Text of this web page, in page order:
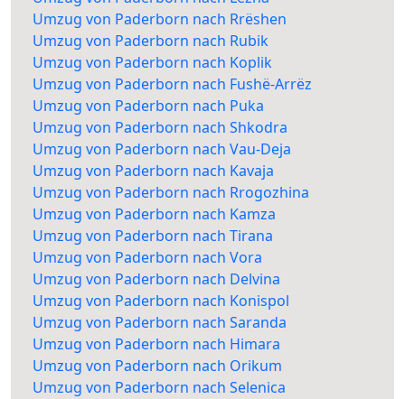
Umzug von Paderborn nach Rrëshen
Umzug von Paderborn nach Rubik
Umzug von Paderborn nach Koplik
Umzug von Paderborn nach Fushë-Arrëz
Umzug von Paderborn nach Puka
Umzug von Paderborn nach Shkodra
Umzug von Paderborn nach Vau-Deja
Umzug von Paderborn nach Kavaja
Umzug von Paderborn nach Rrogozhina
Umzug von Paderborn nach Kamza
Umzug von Paderborn nach Tirana
Umzug von Paderborn nach Vora
Umzug von Paderborn nach Delvina
Umzug von Paderborn nach Konispol
Umzug von Paderborn nach Saranda
Umzug von Paderborn nach Himara
Umzug von Paderborn nach Orikum
Umzug von Paderborn nach Selenica